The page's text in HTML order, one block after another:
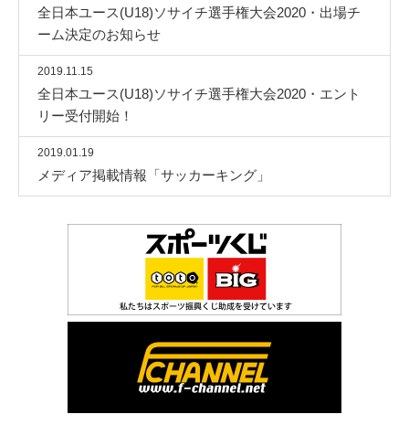
全日本ユース(U18)ソサイチ選手権大会2020・出場チ
ーム決定のお知らせ
2019.11.15
全日本ユース(U18)ソサイチ選手権大会2020・エント
リー受付開始！
2019.01.19
メディア掲載情報「サッカーキング」